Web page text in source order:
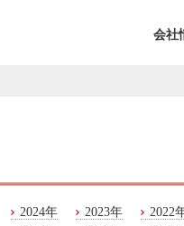
会社
2024年 2023年 2022